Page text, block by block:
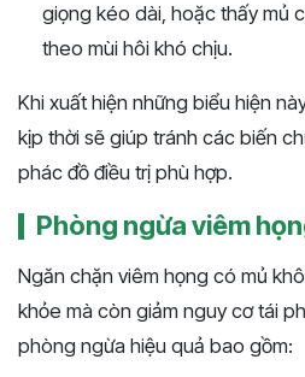
giọng kéo dài, hoặc thấy mủ
theo mùi hôi khó chịu.
Khi xuất hiện những biểu hiện
kịp thời sẽ giúp tránh các biến
phác đồ điều trị phù hợp.
Phòng ngừa viêm
Ngăn chặn viêm họng có mủ
khỏe mà còn giảm nguy cơ tái
phòng ngừa hiệu quả bao gồm: